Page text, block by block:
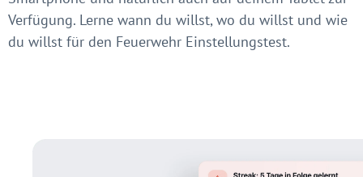
Verfügung. Lerne wann du willst, wo du willst und wie
du willst für den Feuerwehr Einstellungstest.